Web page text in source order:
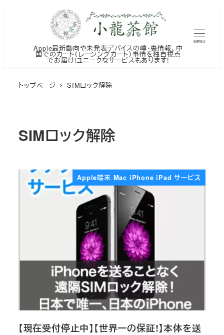
Apple最新動向や未発表デバイスの噂・裏情報、中
国でのカート（レーシングカート）事情を独自視点
でお届け!ユニークなサービスもあります!
MENU
トップページ SIMロック解除
SIMロック解除
Apple端末 Mac iPhone iPad サービス
【現在受付停止中】【世界一の保証!】本体を送